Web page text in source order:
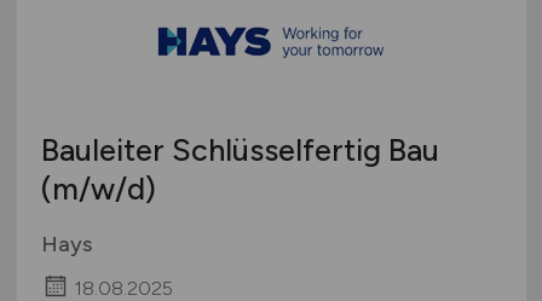
Bauleiter Schlüsselfertig Bau
(m/w/d)
Hays
18.08.2025